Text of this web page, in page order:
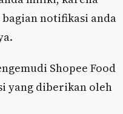
notifikasi anda
Shopee Food
yang diberikan oleh